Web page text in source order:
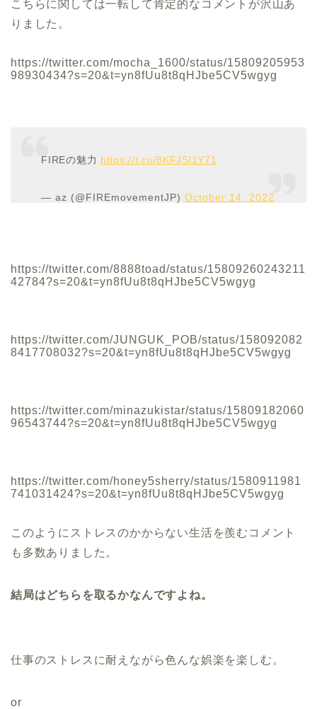
こちらに関しては一転して肯定的なコメントが沢山あ
りました。
https://twitter.com/mocha_1600/status/15809205953
98930434?s=20&t=yn8fUu8t8qHJbe5CV5wgyg
FIREの魅力 https://t.co/8KFJSl1Y71
— az (@FIREmovementJP)October 14, 2022
https://twitter.com/8888toad/status/15809260243211
42784?s=20&t=yn8fUu8t8qHJbe5CV5wgyg
https://twitter.com/JUNGUK_POB/status/158092082
8417708032?s=20&t=yn8fUu8t8qHJbe5CV5wgyg
https://twitter.com/minazukistar/status/15809182060
96543744?s=20&t=yn8fUu8t8qHJbe5CV5wgyg
https://twitter.com/honey5sherry/status/1580911981
741031424?s=20&t=yn8fUu8t8qHJbe5CV5wgyg
このようにストレスのかからない生活を羨むコメント
も多数ありました。
結局はどちらを取るかなんですよね。
仕事のストレスに耐えながら色んな娯楽を楽しむ。
or